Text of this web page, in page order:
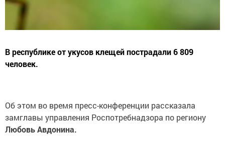
В республике от укусов клещей пострадали 6 809
человек.
Об этом во время пресс-конференции рассказала
замглавы управления Роспотребнадзора по региону
Любовь Авдонина.